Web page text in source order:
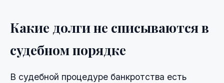
Какие долги не списываются в
судебном порядке
В судебной процедуре банкротства есть